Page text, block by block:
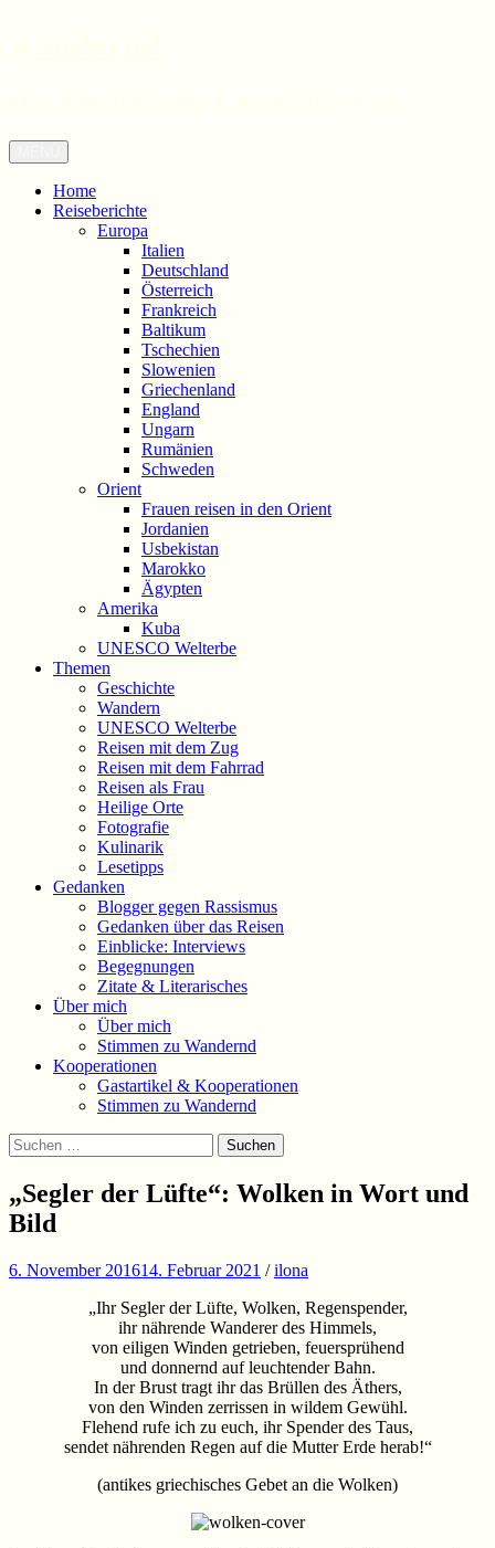
Zum
Inhalt
springen
Home
Reiseberichte
Europa
Italien
Deutschland
Österreich
Frankreich
Baltikum
Tschechien
Slowenien
Griechenland
England
Ungarn
Rumänien
Schweden
Orient
Frauen reisen in den Orient
Jordanien
Usbekistan
Marokko
Ägypten
Amerika
Kuba
UNESCO Welterbe
Themen
Geschichte
Wandern
UNESCO Welterbe
Reisen mit dem Zug
Reisen mit dem Fahrrad
Reisen als Frau
Heilige Orte
Fotografie
Kulinarik
Lesetipps
Gedanken
Blogger gegen Rassismus
Gedanken über das Reisen
Einblicke: Interviews
Begegnungen
Zitate & Literarisches
Über mich
Über mich
Stimmen zu Wandernd
Kooperationen
Gastartikel & Kooperationen
Stimmen zu Wandernd
Suchen
Suchen
nach:
„Segler der Lüfte“: Wolken in Wort und
Bild
6. November 201614. Februar 2021 /ilona
„Ihr Segler der Lüfte, Wolken, Regenspender,
ihr nährende Wanderer des Himmels,
von eiligen Winden getrieben, feuersprühend
und donnernd auf leuchtender Bahn.
In der Brust tragt ihr das Brüllen des Äthers,
von den Winden zerrissen in wildem Gewühl.
Flehend rufe ich zu euch, ihr Spender des Taus,
sendet nährenden Regen auf die Mutter Erde herab!“
(antikes griechisches Gebet an die Wolken)